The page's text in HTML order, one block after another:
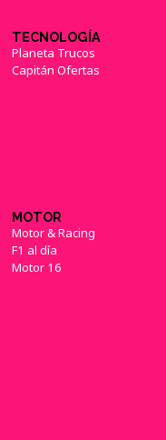
TECNOLOGÍA
Planeta Trucos
Capitán Ofertas
MOTOR
Motor & Racing
F1 al día
Motor 16